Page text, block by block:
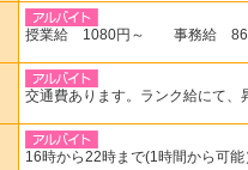
授業給 1080円～ 事務給
交通費あります。ランク給にて、
16時から22時まで(1時間から可能